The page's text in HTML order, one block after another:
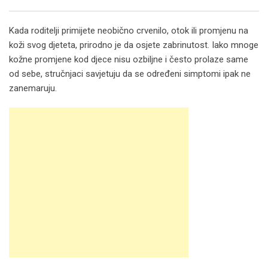
Kada roditelji primijete neobično crvenilo, otok ili promjenu na
koži svog djeteta, prirodno je da osjete zabrinutost. Iako mnoge
kožne promjene kod djece nisu ozbiljne i često prolaze same
od sebe, stručnjaci savjetuju da se određeni simptomi ipak ne
zanemaruju.